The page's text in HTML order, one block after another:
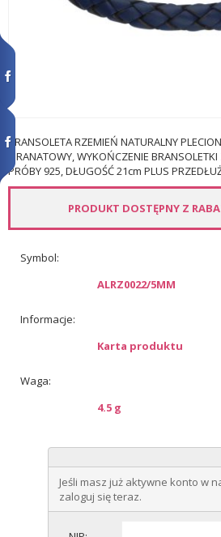
BRANSOLETA RZEMIEŃ NATURALNY
GRANATOWY, WYKOŃCZENIE
PRÓBY 925, DŁUGOŚĆ 21cm PLUS
PRODUKT DOSTĘPNY Z
Symbol:
ALRZ0022/5MM
Informacje:
Karta produktu
Waga:
4.5 g
Jeśli masz już aktywne konto w
zaloguj się teraz.